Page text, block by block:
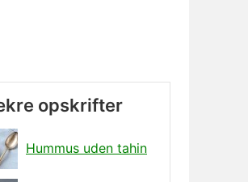
opskrifter
Hummus uden tahin